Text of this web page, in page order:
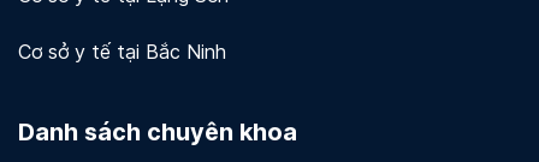
Cơ sở y tế tại Bắc Ninh
Danh sách chuyên khoa